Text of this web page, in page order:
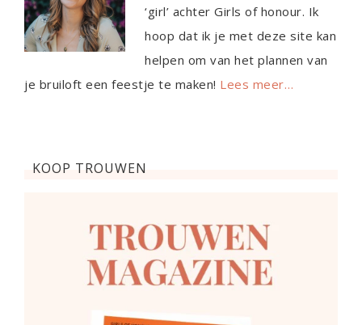
‘girl’ achter Girls of honour. Ik
hoop dat ik je met deze site kan
helpen om van het plannen van
je bruiloft een feestje te maken! Lees meer…
KOOP TROUWEN